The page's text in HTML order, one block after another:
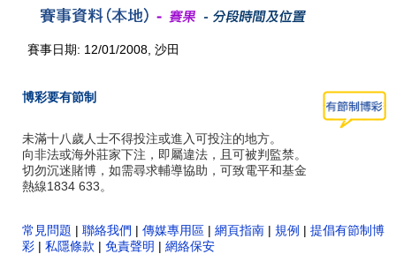
賽事日期: 12/01/2008, 沙田
博彩要有節制
未滿十八歲人士不得投注或進入可投注的地方。
向非法或海外莊家下注，即屬違法，且可被判監禁。
切勿沉迷賭博，如需尋求輔導協助，可致電平和基金
熱線1834 633。
常見問題 | 聯絡我們 | 傳媒專用區 | 網頁指南 | 規例 | 提倡有節制博
彩 | 私隱條款 | 免責聲明 | 網絡保安